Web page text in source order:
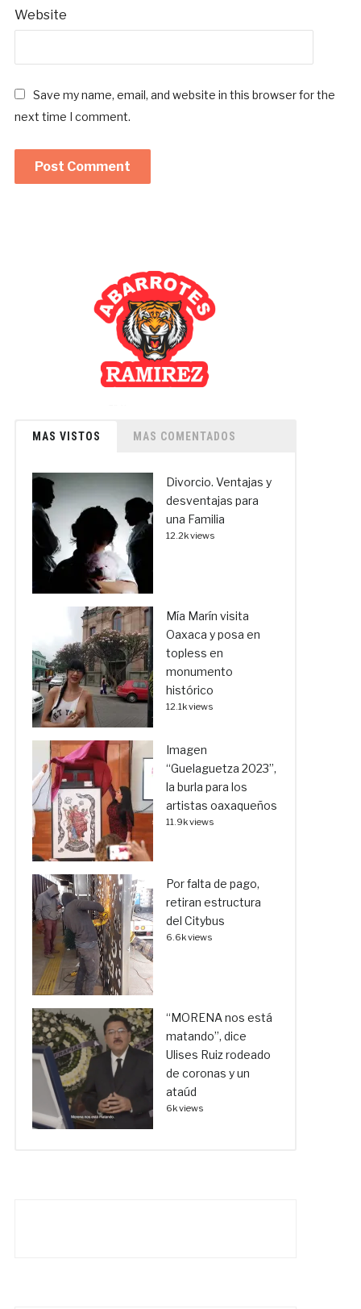
Website
Save my name, email, and website in this browser for the
next time I comment.
MAS VISTOS MAS COMENTADOS
Divorcio. Ventajas y
desventajas para
una Familia
12.2k views
Mía Marín visita
Oaxaca y posa en
topless en
monumento
histórico
12.1k views
Imagen
“Guelaguetza 2023”,
la burla para los
artistas oaxaqueños
11.9k views
Por falta de pago,
retiran estructura
del Citybus
6.6k views
“MORENA nos está
matando”, dice
Ulises Ruiz rodeado
de coronas y un
ataúd
6k views